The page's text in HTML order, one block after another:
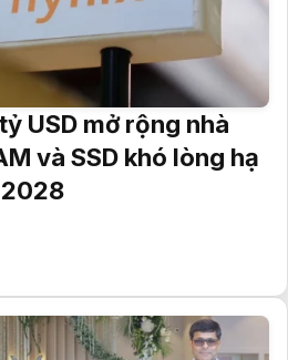
USD mở rộng nhà
và SSD khó lòng hạ